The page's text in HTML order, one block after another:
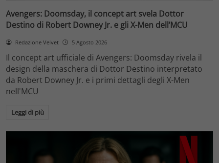
Avengers: Doomsday, il concept art svela Dottor
Destino di Robert Downey Jr. e gli X-Men dell’MCU
Redazione Velvet 5 Agosto 2026
Il concept art ufficiale di Avengers: Doomsday rivela il
design della maschera di Dottor Destino interpretato
da Robert Downey Jr. e i primi dettagli degli X-Men
nell'MCU
Leggi di più